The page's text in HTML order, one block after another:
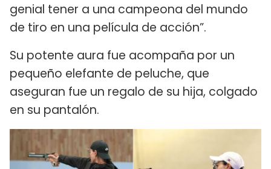
genial tener a una campeona del mundo
de tiro en una película de acción”.
Su potente aura fue acompaña por un
pequeño elefante de peluche, que
aseguran fue un regalo de su hija, colgado
en su pantalón.